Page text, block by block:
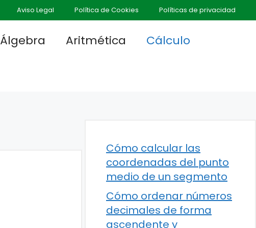
Aviso Legal Política de Cookies Políticas de privacidad
Álgebra Aritmética
Cálculo
Cómo calcular las
coordenadas del punto
medio de un segmento
Cómo ordenar números
decimales de forma
ascendente y